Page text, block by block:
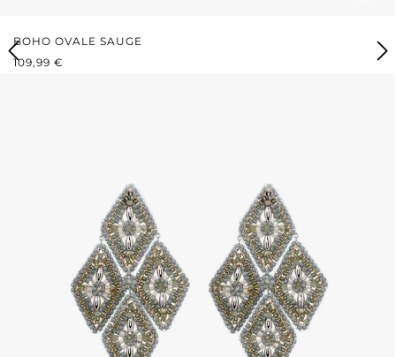
BOHO OVALE SAUGE
PRIX RÉGULIER :
109,99 €